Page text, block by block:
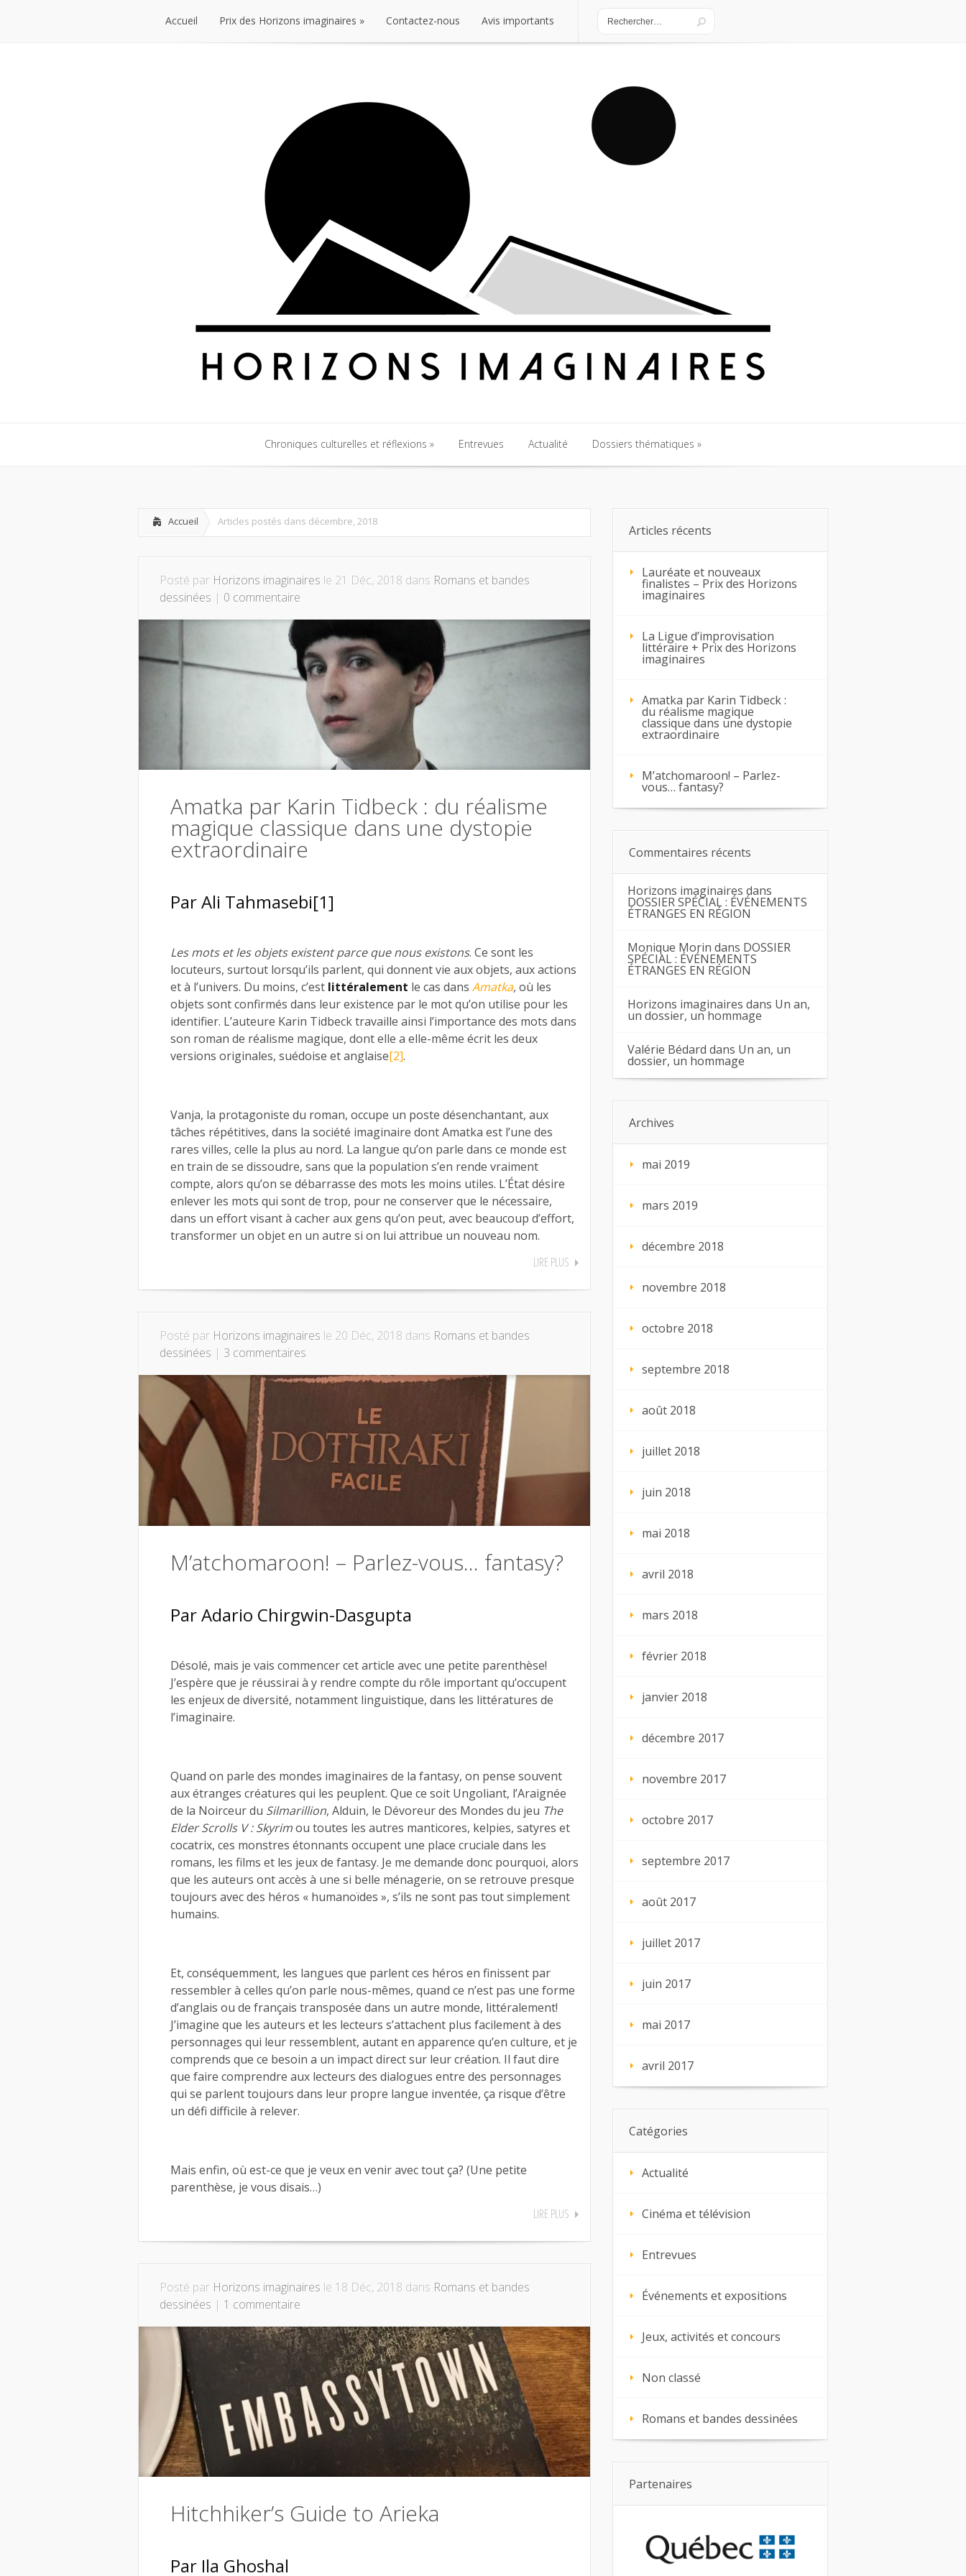
Accueil Prix des Horizons imaginaires Contactez-nous Avis importants
Chroniques culturelles et réflexions Entrevues Actualité Dossiers thématiques
Accueil Articles postés dans décembre, 2018
Posté par Horizons imaginaires le 21 Déc, 2018 dans Romans et bandes
dessinées | 0 commentaire
Amatka par Karin Tidbeck : du réalisme
magique classique dans une dystopie
extraordinaire
Par Ali Tahmasebi[1]
Les mots et les objets existent parce que nous existons. Ce sont les
locuteurs, surtout lorsqu’ils parlent, qui donnent vie aux objets, aux actions
et à l’univers. Du moins, c’est littéralement le cas dans Amatka,où les
objets sont confirmés dans leur existence par le mot qu’on utilise pour les
identifier. L’auteure Karin Tidbeck travaille ainsi l’importance des mots dans
son roman de réalisme magique, dont elle a elle-même écrit les deux
versions originales, suédoise et anglaise[2].
Vanja, la protagoniste du roman, occupe un poste désenchantant, aux
tâches répétitives, dans la société imaginaire dont Amatka est l’une des
rares villes, celle la plus au nord. La langue qu’on parle dans ce monde est
en train de se dissoudre, sans que la population s’en rende vraiment
compte, alors qu’on se débarrasse des mots les moins utiles. L’État désire
enlever les mots qui sont de trop, pour ne conserver que le nécessaire,
dans un effort visant à cacher aux gens qu’on peut, avec beaucoup d’effort,
transformer un objet en un autre si on lui attribue un nouveau nom.
LIRE PLUS
Posté par Horizons imaginaires le 20 Déc, 2018 dans Romans et bandes
dessinées | 3 commentaires
M’atchomaroon! – Parlez-vous… fantasy?
Par Adario Chirgwin-Dasgupta
Désolé, mais je vais commencer cet article avec une petite parenthèse!
J’espère que je réussirai à y rendre compte du rôle important qu’occupent
les enjeux de diversité, notamment linguistique, dans les littératures de
l’imaginaire.
Quand on parle des mondes imaginaires de la fantasy, on pense souvent
aux étranges créatures qui les peuplent. Que ce soit Ungoliant, l’Araignée
de la Noirceur du Silmarillion, Alduin, le Dévoreur des Mondes du jeu The
Elder Scrolls V : Skyrimou toutes les autres manticores, kelpies, satyres et
cocatrix, ces monstres étonnants occupent une place cruciale dans les
romans, les films et les jeux de fantasy. Je me demande donc pourquoi, alors
que les auteurs ont accès à une si belle ménagerie, on se retrouve presque
toujours avec des héros « humanoïdes », s’ils ne sont pas tout simplement
humains.
Et, conséquemment, les langues que parlent ces héros en finissent par
ressembler à celles qu’on parle nous-mêmes, quand ce n’est pas une forme
d’anglais ou de français transposée dans un autre monde, littéralement!
J’imagine que les auteurs et les lecteurs s’attachent plus facilement à des
personnages qui leur ressemblent, autant en apparence qu’en culture, et je
comprends que ce besoin a un impact direct sur leur création. Il faut dire
que faire comprendre aux lecteurs des dialogues entre des personnages
qui se parlent toujours dans leur propre langue inventée, ça risque d’être
un défi difficile à relever.
Mais enfin, où est-ce que je veux en venir avec tout ça? (Une petite
parenthèse, je vous disais…)
LIRE PLUS
Posté par Horizons imaginaires le 18 Déc, 2018 dans Romans et bandes
dessinées | 1 commentaire
Hitchhiker’s Guide to Arieka
Par Ila Ghoshal
Articles récents
Lauréate et nouveaux
finalistes – Prix des Horizons
imaginaires
La Ligue d’improvisation
littéraire + Prix des Horizons
imaginaires
Amatka par Karin Tidbeck :
du réalisme magique
classique dans une dystopie
extraordinaire
M’atchomaroon! – Parlez-
vous… fantasy?
Commentaires récents
Horizons imaginaires dans
DOSSIER SPÉCIAL : ÉVÉNEMENTS
ÉTRANGES EN RÉGION
Monique Morin dans DOSSIER
SPÉCIAL : ÉVÉNEMENTS
ÉTRANGES EN RÉGION
Horizons imaginaires dans Un an,
un dossier, un hommage
Valérie Bédard dans Un an, un
dossier, un hommage
Archives
mai 2019
mars 2019
décembre 2018
novembre 2018
octobre 2018
septembre 2018
août 2018
juillet 2018
juin 2018
mai 2018
avril 2018
mars 2018
février 2018
janvier 2018
décembre 2017
novembre 2017
octobre 2017
septembre 2017
août 2017
juillet 2017
juin 2017
mai 2017
avril 2017
Catégories
Actualité
Cinéma et télévision
Entrevues
Événements et expositions
Jeux, activités et concours
Non classé
Romans et bandes dessinées
Partenaires